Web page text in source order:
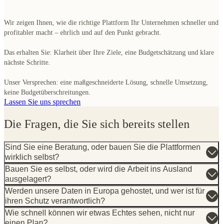
Das erhalten Sie: Klarheit über Ihre Ziele, eine Budgetschätzung und klare
nächste Schritte.
Unser Versprechen: eine maßgeschneiderte Lösung, schnelle Umsetzung,
keine Budgetüberschreitungen.
Die Fragen, die Sie sich bereits stellen
Sind Sie eine Beratung, oder bauen Sie die Plattformen
wirklich selbst?
Bauen Sie es selbst, oder wird die Arbeit ins Ausland
ausgelagert?
Werden unsere Daten in Europa gehostet, und wer ist für
ihren Schutz verantwortlich?
Wie schnell können wir etwas Echtes sehen, nicht nur
einen Plan?
Können Sie mit den Systemen arbeiten, die wir bereits
haben, oder wird alles ersetzt?